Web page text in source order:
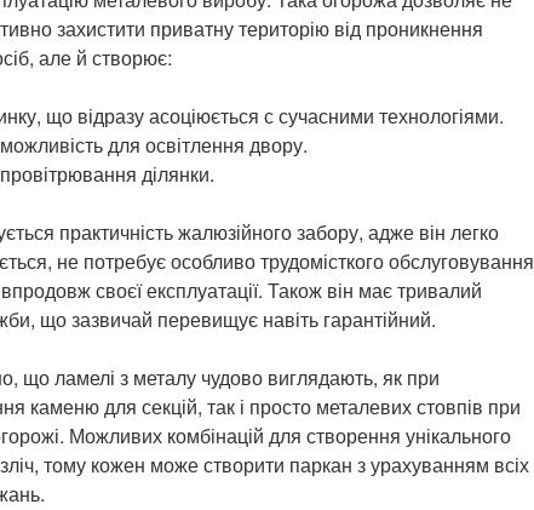
захистити приватну територію від проникнення
але й створює:
що відразу асоціюється с сучасними технологіями.
для освітлення двору.
ділянки.
практичність жалюзійного забору, адже він легко
не потребує особливо трудомісткого обслуговування
своєї експлуатації. Також він має тривалий
що зазвичай перевищує навіть гарантійний.
що ламелі з металу чудово виглядають, як при
каменю для секцій, так і просто металевих стовпів при
Можливих комбінацій для створення унікального
тому кожен може створити паркан з урахуванням всіх